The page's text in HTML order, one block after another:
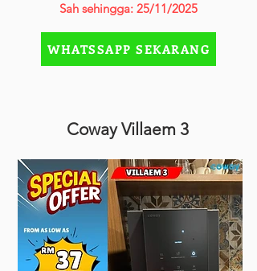
Sah sehingga: 25/11/2025
WHATSSAPP SEKARANG
Coway Villaem 3